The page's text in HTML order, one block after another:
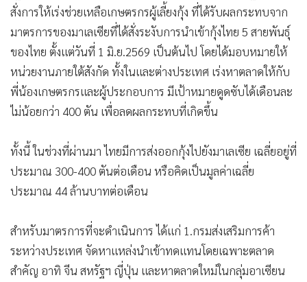
สั่งการให้เร่งช่วยเหลือเกษตรกรผู้เลี้ยงกุ้ง ที่ได้รับผลกระทบจาก
มาตรการของมาเลเซียที่ได้สั่งระงับการนำเข้ากุ้งไทย 5 สายพันธุ์
ของไทย ตั้งแต่วันที่ 1 มิ.ย.2569 เป็นต้นไป โดยได้มอบหมายให้
หน่วยงานภายใต้สังกัด ทั้งในและต่างประเทศ เร่งหาตลาดให้กับ
พี่น้องเกษตรกรและผู้ประกอบการ มีเป้าหมายดูดซับได้เดือนละ
ไม่น้อยกว่า 400 ตัน เพื่อลดผลกระทบที่เกิดขึ้น
ทั้งนี้ ในช่วงที่ผ่านมา ไทยมีการส่งออกกุ้งไปยังมาเลเซีย เฉลี่ยอยู่ที่
ประมาณ 300-400 ตันต่อเดือน หรือคิดเป็นมูลค่าเฉลี่ย
ประมาณ 44 ล้านบาทต่อเดือน
สำหรับมาตรการที่จะดำเนินการ ได้แก่ 1.กรมส่งเสริมการค้า
ระหว่างประเทศ จัดหาแหล่งนำเข้าทดแทนโดยเฉพาะตลาด
สำคัญ อาทิ จีน สหรัฐฯ ญี่ปุ่น และหาตลาดใหม่ในกลุ่มอาเซียน